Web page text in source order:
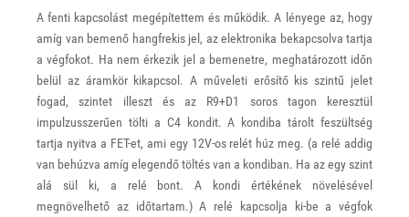
A fenti kapcsolást megépítettem és működik. A lényege az, hogy
amíg van bemenő hangfrekis jel, az elektronika bekapcsolva tartja
a végfokot. Ha nem érkezik jel a bemenetre, meghatározott időn
belül az áramkör kikapcsol. A műveleti erősítő kis szintű jelet
fogad, szintet illeszt és az R9+D1 soros tagon keresztül
impulzusszerűen tölti a C4 kondit. A kondiba tárolt feszültség
tartja nyitva a FET-et, ami egy 12V-os relét húz meg. (a relé addig
van behúzva amíg elegendő töltés van a kondiban. Ha az egy szint
alá sül ki, a relé bont. A kondi értékének növelésével
megnövelhető az időtartam.) A relé kapcsolja ki-be a végfok